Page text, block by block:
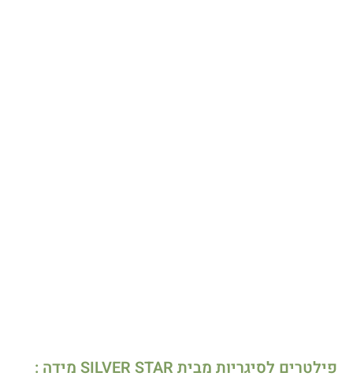
פילטרים לסיגריות מבית SILVER STAR מידה :